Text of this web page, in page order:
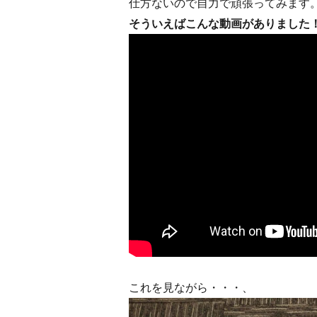
そういえばこんな動画がありました
これを見ながら・・・、